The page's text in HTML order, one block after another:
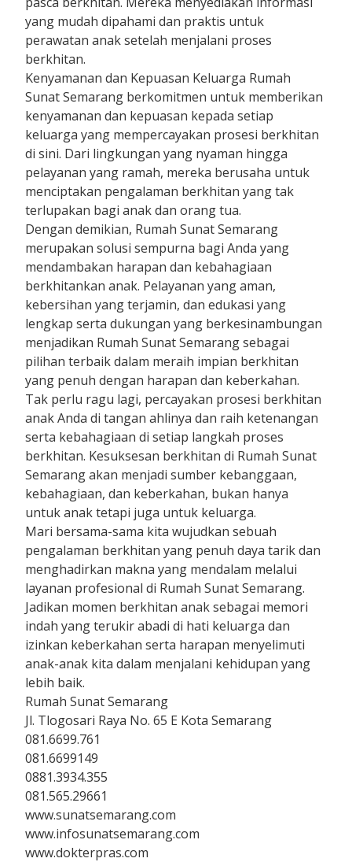
yang mudah dipahami dan praktis untuk
perawatan anak setelah menjalani proses
berkhitan.
Kenyamanan dan Kepuasan Keluarga Rumah
Sunat Semarang berkomitmen untuk memberikan
kenyamanan dan kepuasan kepada setiap
keluarga yang mempercayakan prosesi berkhitan
di sini. Dari lingkungan yang nyaman hingga
pelayanan yang ramah, mereka berusaha untuk
menciptakan pengalaman berkhitan yang tak
terlupakan bagi anak dan orang tua.
Dengan demikian, Rumah Sunat Semarang
merupakan solusi sempurna bagi Anda yang
mendambakan harapan dan kebahagiaan
berkhitankan anak. Pelayanan yang aman,
kebersihan yang terjamin, dan edukasi yang
lengkap serta dukungan yang berkesinambungan
menjadikan Rumah Sunat Semarang sebagai
pilihan terbaik dalam meraih impian berkhitan
yang penuh dengan harapan dan keberkahan.
Tak perlu ragu lagi, percayakan prosesi berkhitan
anak Anda di tangan ahlinya dan raih ketenangan
serta kebahagiaan di setiap langkah proses
berkhitan. Kesuksesan berkhitan di Rumah Sunat
Semarang akan menjadi sumber kebanggaan,
kebahagiaan, dan keberkahan, bukan hanya
untuk anak tetapi juga untuk keluarga.
Mari bersama-sama kita wujudkan sebuah
pengalaman berkhitan yang penuh daya tarik dan
menghadirkan makna yang mendalam melalui
layanan profesional di Rumah Sunat Semarang.
Jadikan momen berkhitan anak sebagai memori
indah yang terukir abadi di hati keluarga dan
izinkan keberkahan serta harapan menyelimuti
anak-anak kita dalam menjalani kehidupan yang
lebih baik.
Rumah Sunat Semarang
Jl. Tlogosari Raya No. 65 E Kota Semarang
081.6699.761
081.6699149
0881.3934.355
081.565.29661
www.sunatsemarang.com
www.infosunatsemarang.com
www.dokterpras.com